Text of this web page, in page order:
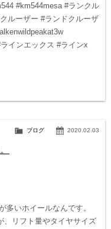
#km544mesa #ランクル
ルーザー #ランドクルーザ
インエックス #ラインx
2020.02.03
ブログ
多いホイールなんです。
、リフト量やタイヤサイズ